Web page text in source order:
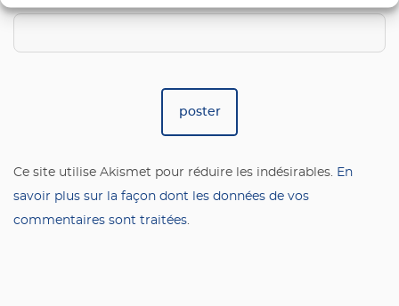
Ce site utilise Akismet pour réduire les indésirables. En
savoir plus sur la façon dont les données de vos
commentaires sont traitées.